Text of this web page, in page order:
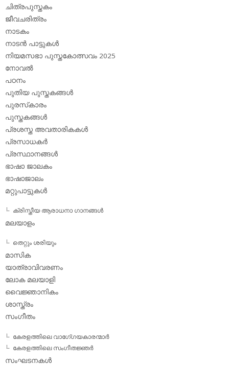
ചിത്രപുസ്തകം
ജീവചരിത്രം
നാടകം
നാടന്‍ പാട്ടുകള്‍
നിയമസഭാ പുസ്തകോത്സവം 2025
നോവല്‍
പഠനം
പുതിയ പുസ്തകങ്ങള്‍
പുരസ്‌കാരം
പുസ്തകങ്ങള്‍
പ്രശസ്ത അവതാരികകള്‍
പ്രസാധകര്‍
പ്രസ്ഥാനങ്ങള്‍
ഭാഷാ ജാലകം
ഭാഷാജാലം
മറ്റുപാട്ടുകള്‍
ക്രിസ്തീയ ആരാധനാ ഗാനങ്ങള്‍
മലയാളം
തെറ്റും ശരിയും
മാസിക
യാത്രാവിവരണം
ലോക മലയാളി
വൈജ്ഞാനികം
ശാസ്ത്രം
സംഗീതം
കേരളത്തിലെ വാഗേ്ഗയകാരന്മാര്‍
കേരളത്തിലെ സംഗീതജ്ഞര്‍
സംഘടനകള്‍